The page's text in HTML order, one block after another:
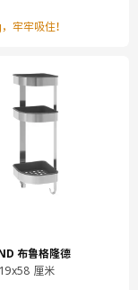
、门厅、卧室或家
牢牢吸住！
布鲁格隆德
厘米